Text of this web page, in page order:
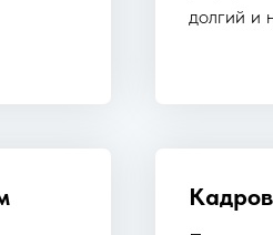
долгий и